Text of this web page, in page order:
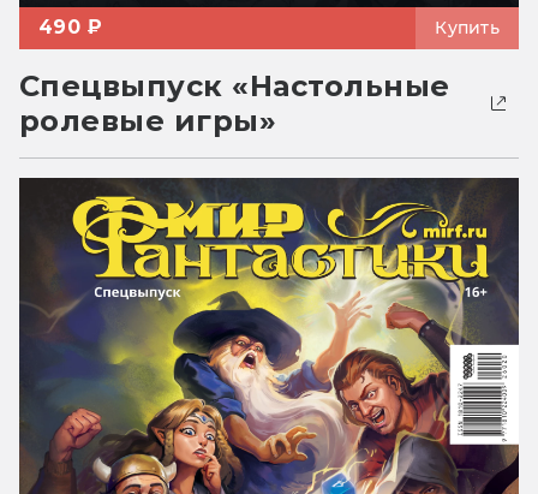
490 ₽ Купить
Спецвыпуск «Настольные
ролевые игры»